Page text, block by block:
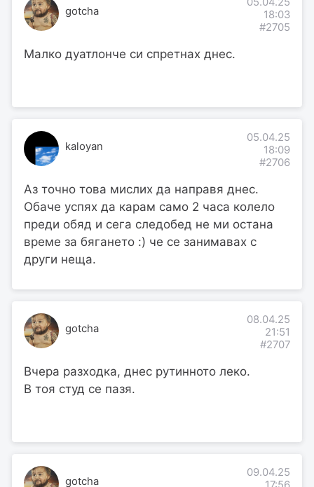
gotcha
18:03
#2705
Малко дуатлонче си спретнах днес.
kaloyan
05.04.25
18:09
#2706
Аз точно това мислих да направя днес.
Обаче успях да карам само 2 часа колело
преди обяд и сега следобед не ми остана
време за бягането :) че се занимавах с
други неща.
gotcha
08.04.25
21:51
#2707
Вчера разходка, днес рутинното леко.
В тоя студ се пазя.
gotcha
09.04.25